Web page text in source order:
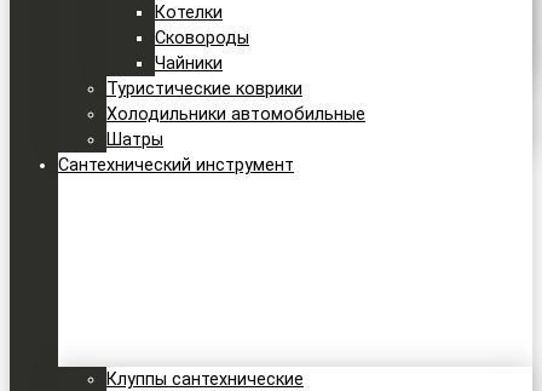
Котелки
Сковороды
Чайники
Туристические коврики
Холодильники автомобильные
Шатры
Сантехнический инструмент
Клуппы сантехнические